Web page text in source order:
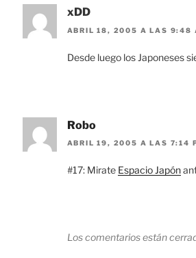
xDD
ABRIL 18, 2005 A LAS 9:48
Desde luego los Japoneses
Robo
ABRIL 19, 2005 A LAS 7:14
#17: Mirate Espacio Japón
Los comentarios están